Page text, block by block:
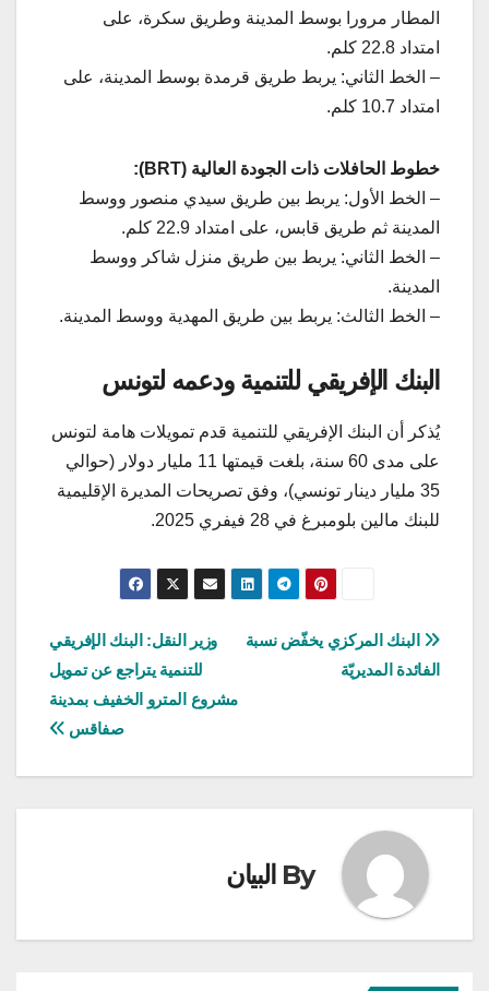
المطار مرورا بوسط المدينة وطريق سكرة، على
امتداد 22.8 كلم.
– الخط الثاني: يربط طريق قرمدة بوسط المدينة، على
امتداد 10.7 كلم.
خطوط الحافلات ذات الجودة العالية (BRT):
– الخط الأول: يربط بين طريق سيدي منصور ووسط
المدينة ثم طريق قابس، على امتداد 22.9 كلم.
– الخط الثاني: يربط بين طريق منزل شاكر ووسط
المدينة.
– الخط الثالث: يربط بين طريق المهدية ووسط المدينة.
البنك الإفريقي للتنمية ودعمه لتونس
يُذكر أن البنك الإفريقي للتنمية قدم تمويلات هامة لتونس
على مدى 60 سنة، بلغت قيمتها 11 مليار دولار (حوالي
35 مليار دينار تونسي)، وفق تصريحات المديرة الإقليمية
للبنك مالين بلومبرغ في 28 فيفري 2025.
تصفّح
المقالات
وزير النقل: البنك الإفريقي
للتنمية يتراجع عن تمويل
مشروع المترو الخفيف بمدينة
صفاقس
البنك المركزي يخفّض نسبة
الفائدة المديريّة
By البيان